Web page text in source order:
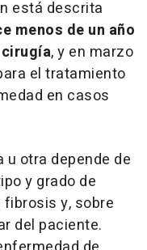
está descrita
menos de un año
, y en marzo
el tratamiento
en casos
otra depende de
y grado de
fibrosis y, sobre
del paciente.